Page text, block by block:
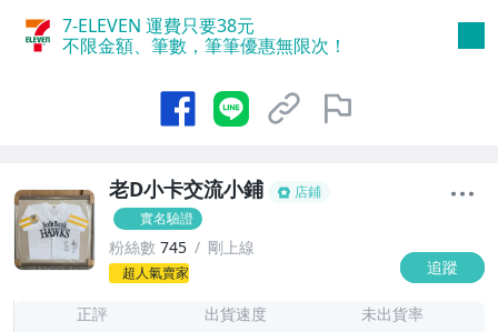
7-ELEVEN 運費只要38元
不限金額、筆數，筆筆優惠無限次！
老D小卡交流小鋪
店鋪
實名驗證
粉絲數 745 剛上線
超人氣賣家 追蹤
正評 出貨速度 未出貨率